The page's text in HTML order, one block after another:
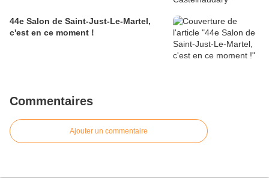
44e Salon de Saint-Just-Le-Martel,
c'est en ce moment !
Commentaires
Ajouter un commentaire